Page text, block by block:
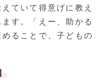
ていて得意げに教え
す。「えー、助かる
ることで、子どもの